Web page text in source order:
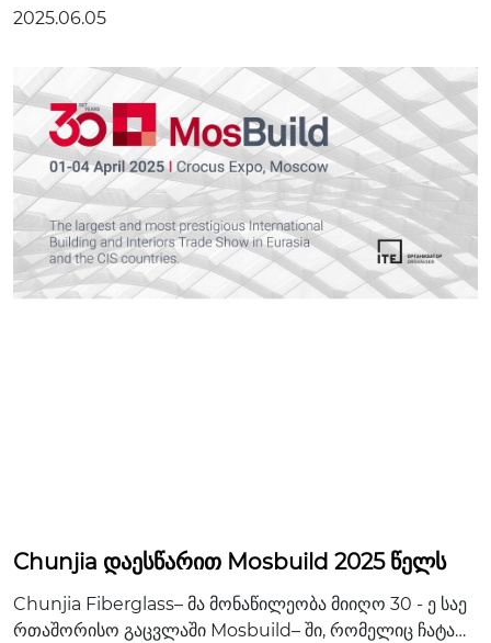
ზოლაციო და შერჩევის გამოფენის გამოფენა ...
2025.06.05
Chunjia დაესწარით Mosbuild 2025 წელს
Chunjia Fiberglass– მა მონაწილეობა მიიღო 30 - ე საე
რთაშორისო გაცვლაში Mosbuild– ში, რომელიც ჩატარ